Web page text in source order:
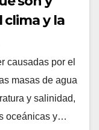
clima y la
causadas por el
masas de agua
y salinidad,
oceánicas y…